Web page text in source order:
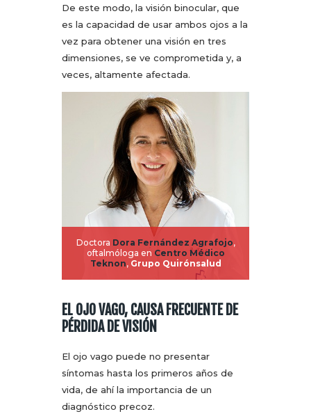
De este modo, la visión binocular, que
es la capacidad de usar ambos ojos a la
vez para obtener una visión en tres
dimensiones, se ve comprometida y, a
veces, altamente afectada.
Doctora Dora Fernández Agrafojo,
oftalmóloga en Centro Médico
Teknon, Grupo Quirónsalud
EL OJO VAGO, CAUSA FRECUENTE DE
PÉRDIDA DE VISIÓN
El ojo vago puede no presentar
síntomas hasta los primeros años de
vida, de ahí la importancia de un
diagnóstico precoz.